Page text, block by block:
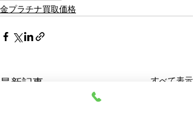
金プラチナ買取価格
最新記事 すべて表示